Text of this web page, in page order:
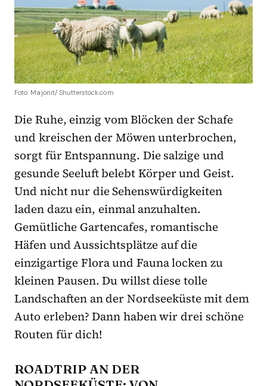
Foto: Majonit/ Shutterstock.com
Die Ruhe, einzig vom Blöcken der Schafe
und kreischen der Möwen unterbrochen,
sorgt für Entspannung. Die salzige und
gesunde Seeluft belebt Körper und Geist.
Und nicht nur die Sehenswürdigkeiten
laden dazu ein, einmal anzuhalten.
Gemütliche Gartencafes, romantische
Häfen und Aussichtsplätze auf die
einzigartige Flora und Fauna locken zu
kleinen Pausen. Du willst diese tolle
Landschaften an der Nordseeküste mit dem
Auto erleben? Dann haben wir drei schöne
Routen für dich!
ROADTRIP AN DER